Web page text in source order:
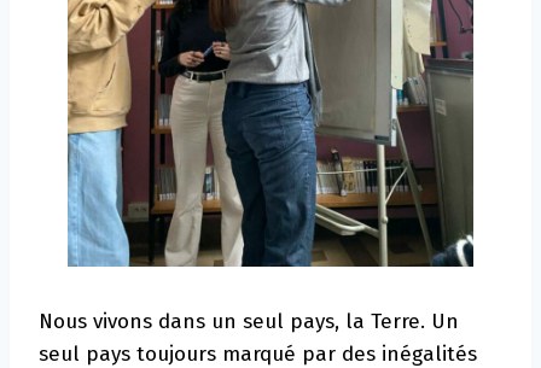
Nous vivons dans un seul pays, la Terre. Un
seul pays toujours marqué par des inégalités